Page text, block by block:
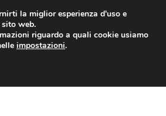
da 7 EUR
- 16:00/800 580 290
la miglior esperienza d'uso e
web.
riguardo a quali cookie usiamo
impostazioni.